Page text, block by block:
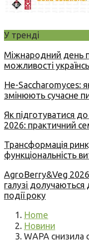
У тренді
Міжнародний день
можливості
Не-Saccharomyces:
змінюють сучасне
Як підготуватися
2026: практичний
Трансформація
функціональність
AgroBerry&Veg 2026
галузі долучаються
події року
Home
Новини
WAPA снизила